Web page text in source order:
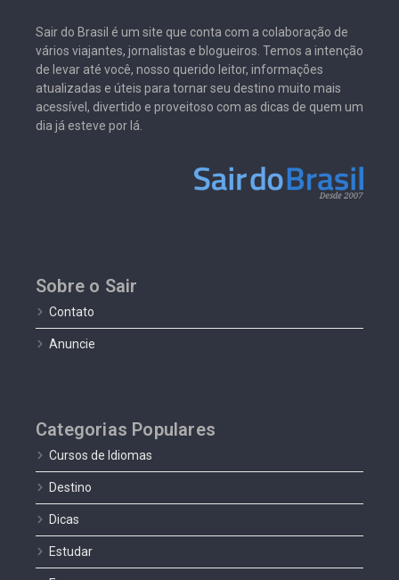
Sair do Brasil é um site que conta com a colaboração de
vários viajantes, jornalistas e blogueiros. Temos a intenção
de levar até você, nosso querido leitor, informações
atualizadas e úteis para tornar seu destino muito mais
acessível, divertido e proveitoso com as dicas de quem um
dia já esteve por lá.
Sobre o Sair
Contato
Anuncie
Categorias Populares
Cursos de Idiomas
Destino
Dicas
Estudar